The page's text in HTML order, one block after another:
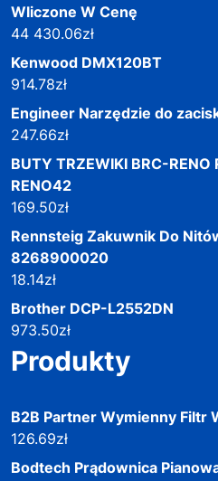
Wliczone W Cenę
44 430.06zł
Kenwood DMX120BT
914.78zł
Engineer Narzędzie do
247.66zł
BUTY TRZEWIKI BRC-RENO
RENO42
169.50zł
Rennsteig Zakuwnik Do
8268900020
18.14zł
Brother DCP-L2552DN
973.50zł
Produkty
B2B Partner Wymienny Filtr
126.69zł
Bodtech Prądownica